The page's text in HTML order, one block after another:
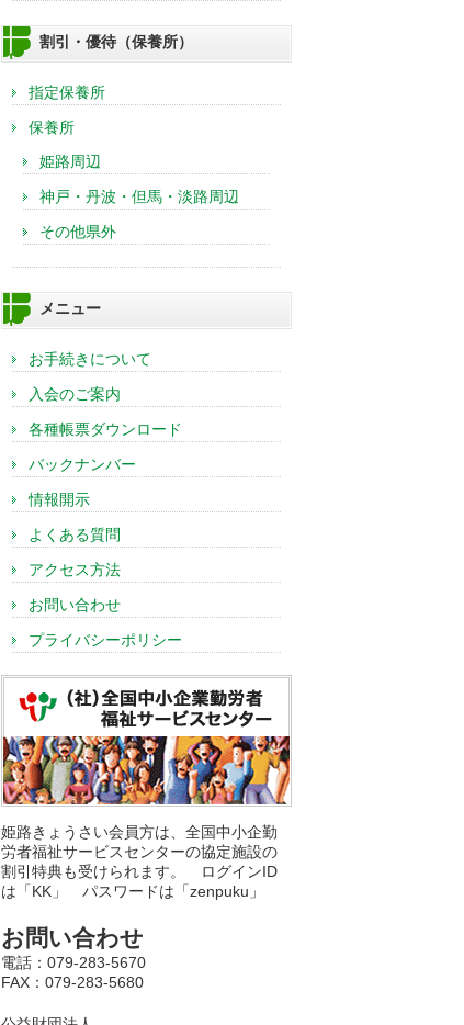
割引・優待（保養所）
指定保養所
保養所
姫路周辺
神戸・丹波・但馬・淡路周辺
その他県外
メニュー
お手続きについて
入会のご案内
各種帳票ダウンロード
バックナンバー
情報開示
よくある質問
アクセス方法
お問い合わせ
プライバシーポリシー
姫路きょうさい会員方は、全国中小企勤
労者福祉サービスセンターの協定施設の
割引特典も受けられます。 ログインID
は「KK」 パスワードは「zenpuku」
お問い合わせ
電話：079-283-5670
FAX：079-283-5680